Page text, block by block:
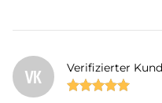
VK Verifizierter